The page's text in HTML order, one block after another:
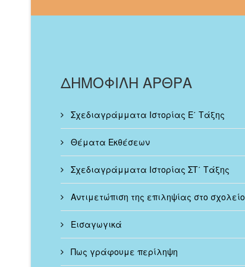
ΔΗΜΟΦΙΛΗ ΑΡΘΡΑ
Σχεδιαγράμματα Ιστορίας Ε΄ Τάξης
Θέματα Εκθέσεων
Σχεδιαγράμματα Ιστορίας ΣΤ΄ Τάξης
Αντιμετώπιση της επιληψίας στο σχολείο
Εισαγωγικά
Πως γράφουμε περίληψη